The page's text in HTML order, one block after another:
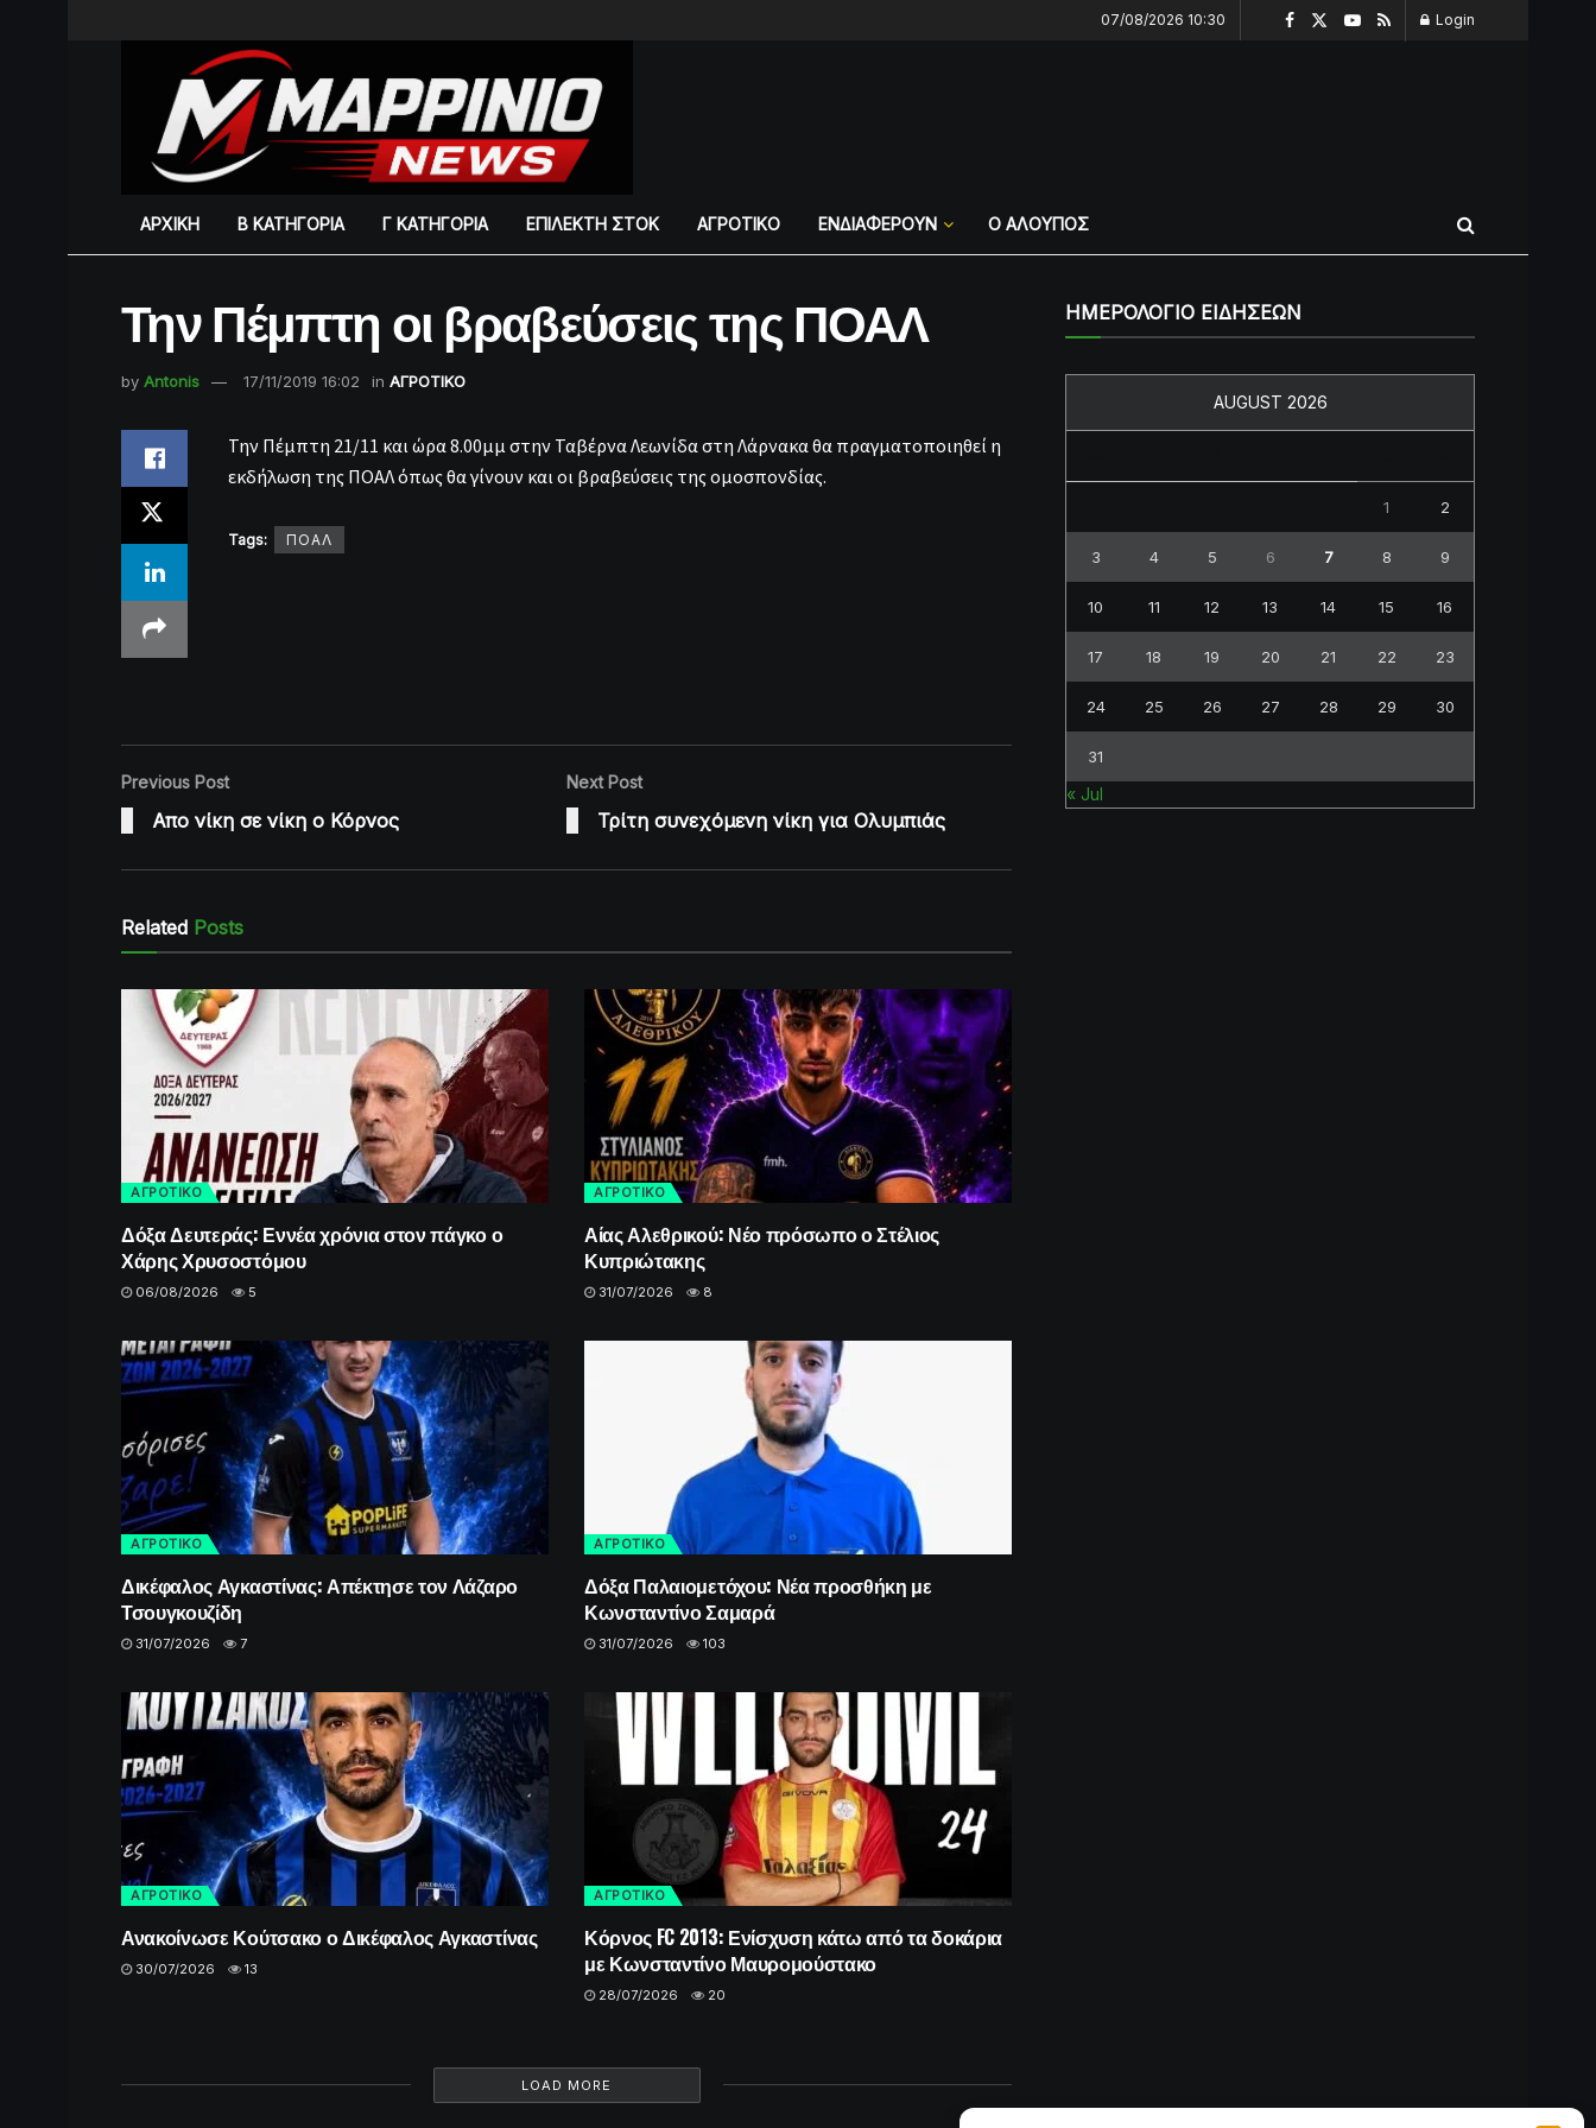
07/08/2026 10:30 Login
ΑΡΧΙΚΗ Β ΚΑΤΗΓΟΡΙΑ Γ ΚΑΤΗΓΟΡΙΑ ΕΠΙΛΕΚΤΗ ΣΤΟΚ ΑΓΡΟΤΙΚΟ ΕΝΔΙΑΦΕΡΟΥΝ Ο ΑΛΟΥΠΟΣ
Την Πέμπτη οι βραβεύσεις της ΠΟΑΛ
by Antonis 17/11/2019 16:02 in ΑΓΡΟΤΙΚΟ
Την Πέμπτη 21/11 και ώρα 8.00μμ στην Ταβέρνα Λεωνίδα στη Λάρνακα θα πραγματοποιηθεί η
εκδήλωση της ΠΟΑΛ όπως θα γίνουν και οι βραβεύσεις της ομοσπονδίας.
Tags: ΠΟΑΛ
Previous Post
Απο νίκη σε νίκη ο Κόρνος
Next Post
Τρίτη συνεχόμενη νίκη για Ολυμπιάς
Related Posts
ΑΓΡΟΤΙΚΟ
Δόξα Δευτεράς: Εννέα χρόνια στον πάγκο ο
Χάρης Χρυσοστόμου
06/08/2026 5
ΑΓΡΟΤΙΚΟ
Αίας Αλεθρικού: Νέο πρόσωπο ο Στέλιος
Κυπριώτακης
31/07/2026 8
ΑΓΡΟΤΙΚΟ
Δικέφαλος Αγκαστίνας: Απέκτησε τον Λάζαρο
Τσουγκουζίδη
31/07/2026 7
ΑΓΡΟΤΙΚΟ
Δόξα Παλαιομετόχου: Νέα προσθήκη με
Κωνσταντίνο Σαμαρά
31/07/2026 103
ΑΓΡΟΤΙΚΟ
Ανακοίνωσε Κούτσακο ο Δικέφαλος Αγκαστίνας
30/07/2026 13
ΑΓΡΟΤΙΚΟ
Κόρνος FC 2013: Ενίσχυση κάτω από τα δοκάρια
με Κωνσταντίνο Μαυρομούστακο
28/07/2026 20
LOAD MORE
ΗΜΕΡΟΛΟΓΙΟ ΕΙΔΗΣΕΩΝ
AUGUST 2026
1 2
3 4 5 6 7 8 9
10 11 12 13 14 15 16
17 18 19 20 21 22 23
24 25 26 27 28 29 30
31
« Jul